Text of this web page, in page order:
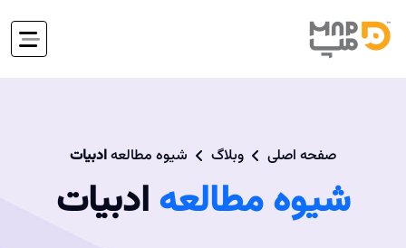
صفحه اصلی وبلاگ شیوه مطالعهادبیات
شیوه مطالعهادبیات